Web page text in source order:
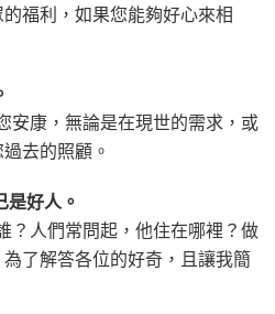
福利，如果您能夠好心來相
安康，無論是在現世的需求，或
去的照顧。
好人。
？人們常問起，他住在哪裡？做
了解答各位的好奇，且讓我簡